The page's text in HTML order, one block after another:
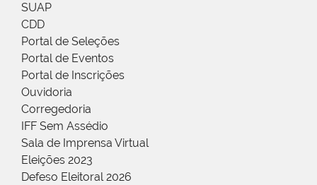
SUAP
CDD
Portal de Seleções
Portal de Eventos
Portal de Inscrições
Ouvidoria
Corregedoria
IFF Sem Assédio
Sala de Imprensa Virtual
Eleições 2023
Defeso Eleitoral 2026